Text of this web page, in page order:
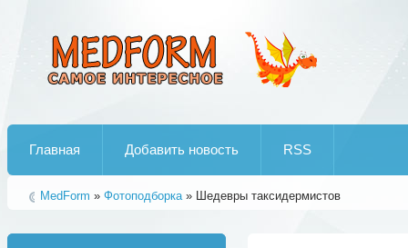
Главная Добавить новость RSS
MedForm » Фотоподборка» Шедевры таксидермистов